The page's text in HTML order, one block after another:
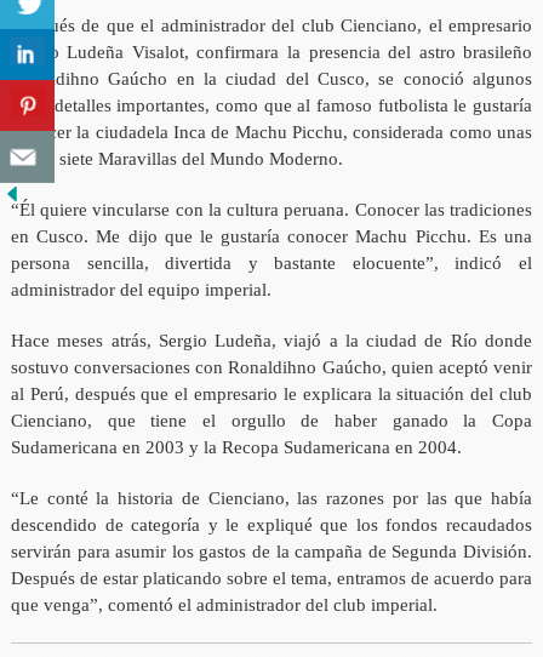
Después de que el administrador del club Cienciano, el empresario
Sergio Ludeña Visalot, confirmara la presencia del astro brasileño
Ronaldihno Gaúcho en la ciudad del Cusco, se conoció algunos
otros detalles importantes, como que al famoso futbolista le gustaría
conocer la ciudadela Inca de Machu Picchu, considerada como unas
de las siete Maravillas del Mundo Moderno.
“Él quiere vincularse con la cultura peruana. Conocer las tradiciones
en Cusco. Me dijo que le gustaría conocer Machu Picchu. Es una
persona sencilla, divertida y bastante elocuente”, indicó el
administrador del equipo imperial.
Hace meses atrás, Sergio Ludeña, viajó a la ciudad de Río donde
sostuvo conversaciones con Ronaldihno Gaúcho, quien aceptó venir
al Perú, después que el empresario le explicara la situación del club
Cienciano, que tiene el orgullo de haber ganado la Copa
Sudamericana en 2003 y la Recopa Sudamericana en 2004.
“Le conté la historia de Cienciano, las razones por las que había
descendido de categoría y le expliqué que los fondos recaudados
servirán para asumir los gastos de la campaña de Segunda División.
Después de estar platicando sobre el tema, entramos de acuerdo para
que venga”, comentó el administrador del club imperial.